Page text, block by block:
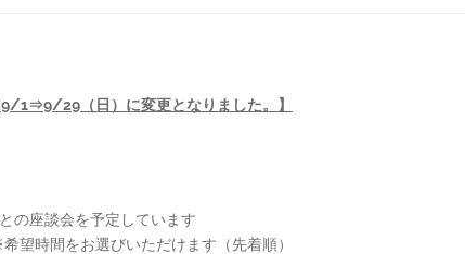
9/1⇒9/29（日）に変更となりました。】
座談会を予定しています
時間をお選びいただけます（先着順）